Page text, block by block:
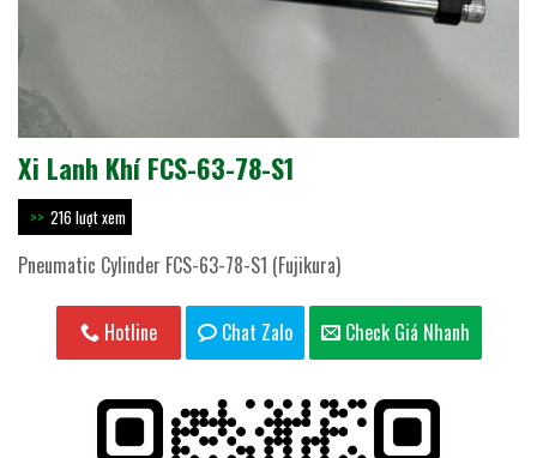
Xi Lanh Khí FCS-63-78-S1
216 lượt xem
Pneumatic Cylinder FCS-63-78-S1 (Fujikura)
Hotline Chat Zalo Check Giá Nhanh